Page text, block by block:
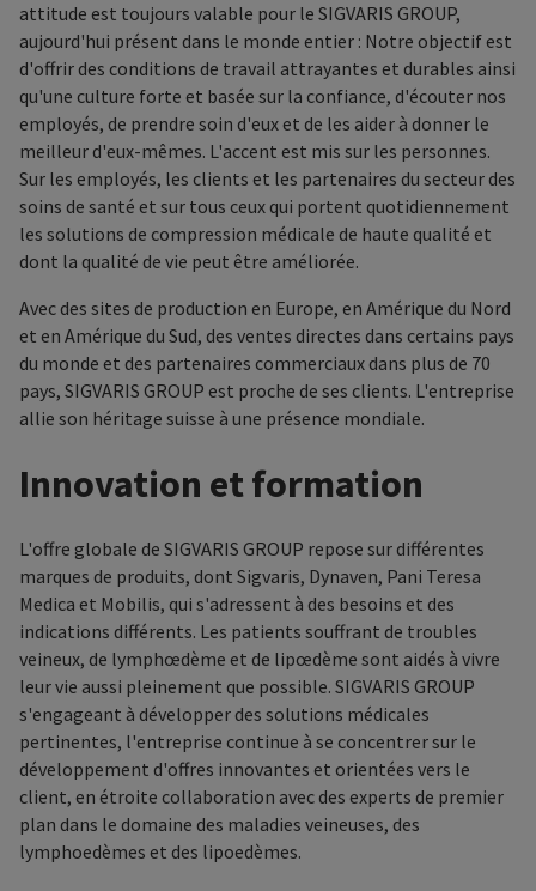
attitude est toujours valable pour le SIGVARIS GROUP,
aujourd'hui présent dans le monde entier : Notre objectif est
d'offrir des conditions de travail attrayantes et durables ainsi
qu'une culture forte et basée sur la confiance, d'écouter nos
employés, de prendre soin d'eux et de les aider à donner le
meilleur d'eux-mêmes. L'accent est mis sur les personnes.
Sur les employés, les clients et les partenaires du secteur des
soins de santé et sur tous ceux qui portent quotidiennement
les solutions de compression médicale de haute qualité et
dont la qualité de vie peut être améliorée.
Avec des sites de production en Europe, en Amérique du Nord
et en Amérique du Sud, des ventes directes dans certains pays
du monde et des partenaires commerciaux dans plus de 70
pays, SIGVARIS GROUP est proche de ses clients. L'entreprise
allie son héritage suisse à une présence mondiale.
Innovation et formation
L'offre globale de SIGVARIS GROUP repose sur différentes
marques de produits, dont Sigvaris, Dynaven, Pani Teresa
Medica et Mobilis, qui s'adressent à des besoins et des
indications différents. Les patients souffrant de troubles
veineux, de lymphœdème et de lipœdème sont aidés à vivre
leur vie aussi pleinement que possible. SIGVARIS GROUP
s'engageant à développer des solutions médicales
pertinentes, l'entreprise continue à se concentrer sur le
développement d'offres innovantes et orientées vers le
client, en étroite collaboration avec des experts de premier
plan dans le domaine des maladies veineuses, des
lymphoedèmes et des lipoedèmes.